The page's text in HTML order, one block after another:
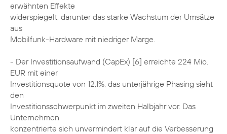
erwähnten Effekte
widerspiegelt, darunter das starke Wachstum der Umsätze
aus
Mobilfunk-Hardware mit niedriger Marge.
- Der Investitionsaufwand (CapEx) [6] erreichte 224 Mio.
EUR mit einer
Investitionsquote von 12,1%, das unterjährige Phasing sieht
den
Investitionsschwerpunkt im zweiten Halbjahr vor. Das
Unternehmen
konzentrierte sich unvermindert klar auf die Verbesserung